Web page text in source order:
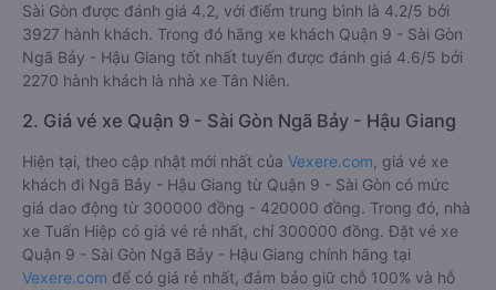
Sài Gòn được đánh giá 4.2, với điểm trung bình là 4.2/5 bởi
3927 hành khách. Trong đó hãng xe khách Quận 9 - Sài Gòn
Ngã Bảy - Hậu Giang tốt nhất tuyến được đánh giá 4.6/5 bởi
2270 hành khách là nhà xe Tân Niên.
2. Giá vé xe Quận 9 - Sài Gòn Ngã Bảy - Hậu Giang
Hiện tại, theo cập nhật mới nhất của Vexere.com , giá vé xe
khách đi Ngã Bảy - Hậu Giang từ Quận 9 - Sài Gòn có mức
giá dao động từ 300000 đồng - 420000 đồng. Trong đó, nhà
xe Tuấn Hiệp có giá vé rẻ nhất, chỉ 300000 đồng. Đặt vé xe
Quận 9 - Sài Gòn Ngã Bảy - Hậu Giang chính hãng tại
Vexere.com để có giá rẻ nhất, đảm bảo giữ chỗ 100% và hỗ